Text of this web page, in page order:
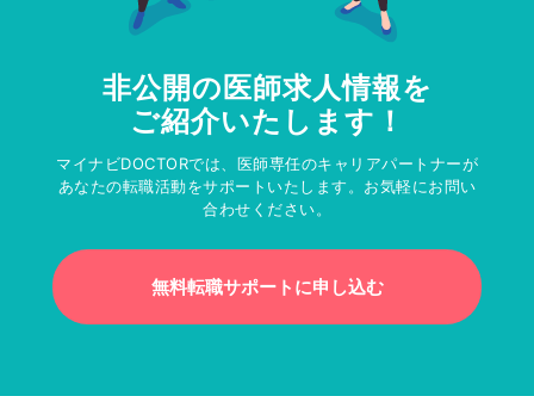
非公開の医師求人情報を
ご紹介いたします！
マイナビDOCTORでは、医師専任のキャリアパートナーが
あなたの転職活動をサポートいたします。お気軽にお問い
合わせください。
無料転職サポートに申し込む